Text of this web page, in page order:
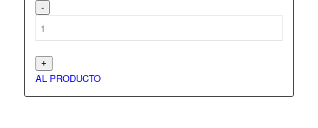
AL PRODUCTO